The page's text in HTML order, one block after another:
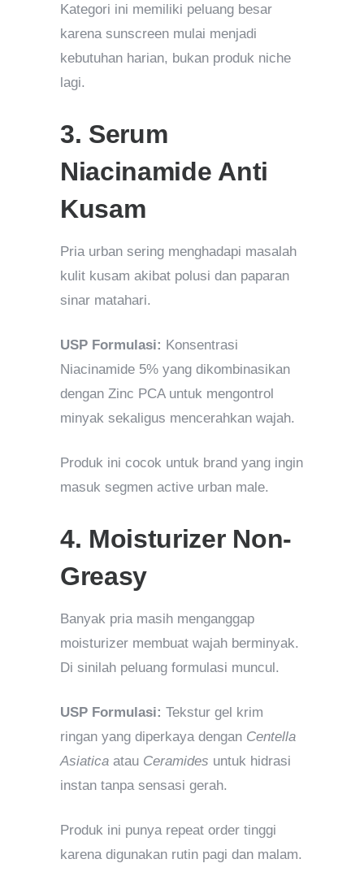
Kategori ini memiliki peluang besar
karena sunscreen mulai menjadi
kebutuhan harian, bukan produk niche
lagi.
3. Serum
Niacinamide Anti
Kusam
Pria urban sering menghadapi masalah
kulit kusam akibat polusi dan paparan
sinar matahari.
USP Formulasi: Konsentrasi
Niacinamide 5% yang dikombinasikan
dengan Zinc PCA untuk mengontrol
minyak sekaligus mencerahkan wajah.
Produk ini cocok untuk brand yang ingin
masuk segmen active urban male.
4. Moisturizer Non-
Greasy
Banyak pria masih menganggap
moisturizer membuat wajah berminyak.
Di sinilah peluang formulasi muncul.
USP Formulasi: Tekstur gel krim
ringan yang diperkaya dengan Centella
Asiatica atau Ceramides untuk hidrasi
instan tanpa sensasi gerah.
Produk ini punya repeat order tinggi
karena digunakan rutin pagi dan malam.